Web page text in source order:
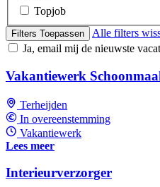
Topjob
Filters Toepassen
Alle filters
Ja, email mij de nieuwste
Vakantiewerk
Terheijden
In overeenstemming
Vakantiewerk
Lees meer
Interieurverzorger